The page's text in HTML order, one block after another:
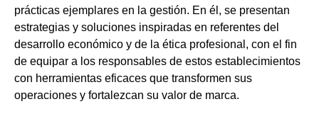
prácticas ejemplares en la gestión. En él, se presentan
estrategias y soluciones inspiradas en referentes del
desarrollo económico y de la ética profesional, con el fin
de equipar a los responsables de estos establecimientos
con herramientas eficaces que transformen sus
operaciones y fortalezcan su valor de marca.